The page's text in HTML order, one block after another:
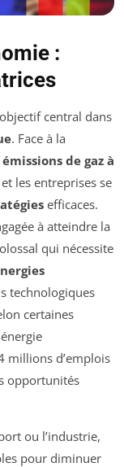
:
central dans
. Face à la
émissions de gaz à
les entreprises se
efficaces.
à atteindre la
qui nécessite
technologiques
certaines
millions d’emplois
opportunités
ou l’industrie,
pour diminuer